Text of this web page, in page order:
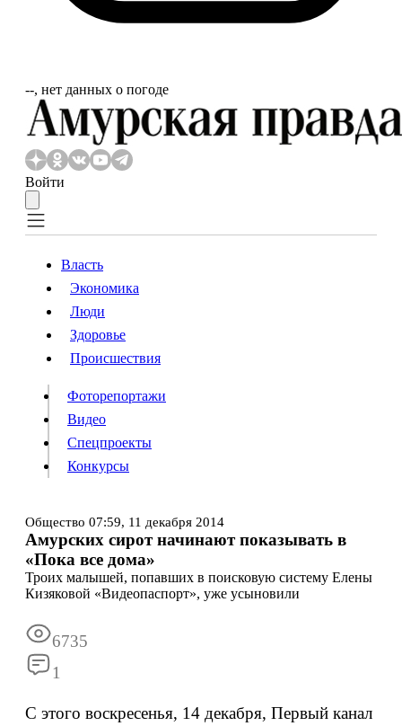
‐‐, нет данных о погоде
Войти
Власть
Происшествия
Видео
Конкурсы
ИнформацияПодпискаРекламаВсе новостиАрхив
Власть
Экономика
Люди
Здоровье
Происшествия
Фоторепортажи
Видео
Спецпроекты
Конкурсы
Общество 07:59, 11 декабря 2014
Амурских сирот начинают показывать в
«Пока все дома»
Троих малышей, попавших в поисковую систему Елены
Кизяковой «Видеопаспорт», уже усыновили
6735
1
С этого воскресенья, 14 декабря, Первый канал